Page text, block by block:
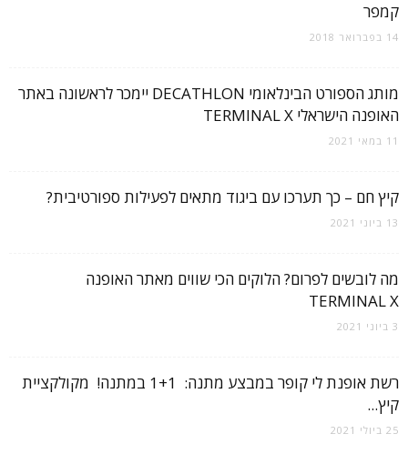
קמפר
14 בפברואר 2018
מותג הספורט הבינלאומי DECATHLON יימכר לראשונה באתר
האופנה הישראלי TERMINAL X
11 במאי 2021
קיץ חם – כך תערכו עם ביגוד מתאים לפעילות ספורטיבית?
13 ביוני 2021
מה לובשים לפרום? הלוקים הכי שווים מאתר האופנה
TERMINAL X
3 ביוני 2021
רשת אופנת לי קופר במבצע מתנה: 1+1 במתנה! מקולקציית
קיץ...
25 ביולי 2021